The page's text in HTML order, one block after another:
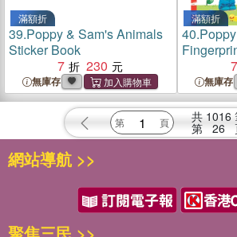
滿額折
39.Poppy & Sam's Animals
Sticker Book
7
230
無庫存
滿額折
40.
7
無庫存
共 1016
第 26
網站導航 >>